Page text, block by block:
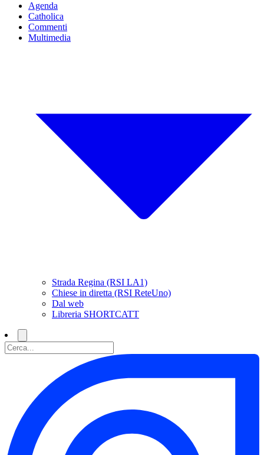
Agenda
Catholica
Commenti
Multimedia
Strada Regina (RSI LA1)
Chiese in diretta (RSI ReteUno)
Dal web
Libreria SHORTCATT